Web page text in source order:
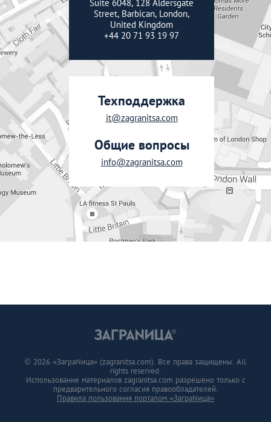
Suite 6048, 128 Aldersgate
Street, Barbican, London,
United Kingdom
+44 20 71 93 19 97
Техподдержка
it@zagranitsa.com
Общие вопросы
info@zagranitsa.com
© 2026 «ЗаграNица» (zagranitsa.com). Все права защищены. All
rights reserved.
Использование материалов zagranitsa.com разрешено только с
предварительного согласия правообладателей.
Правила пользования порталом «ЗаграNица»